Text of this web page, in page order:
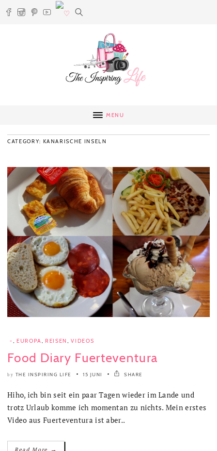
MENU
CATEGORY: KANARISCHE INSELN
- , EUROPA, REISEN,VIDEOS
Food Diary Fuerteventura
by THE INSPIRING LIFE 15 JUNI SHARE
Hiho, ich bin seit ein paar Tagen wieder im Lande und
trotz Urlaub komme ich momentan zu nichts. Mein erstes
Video aus Fuerteventura ist aber..
→